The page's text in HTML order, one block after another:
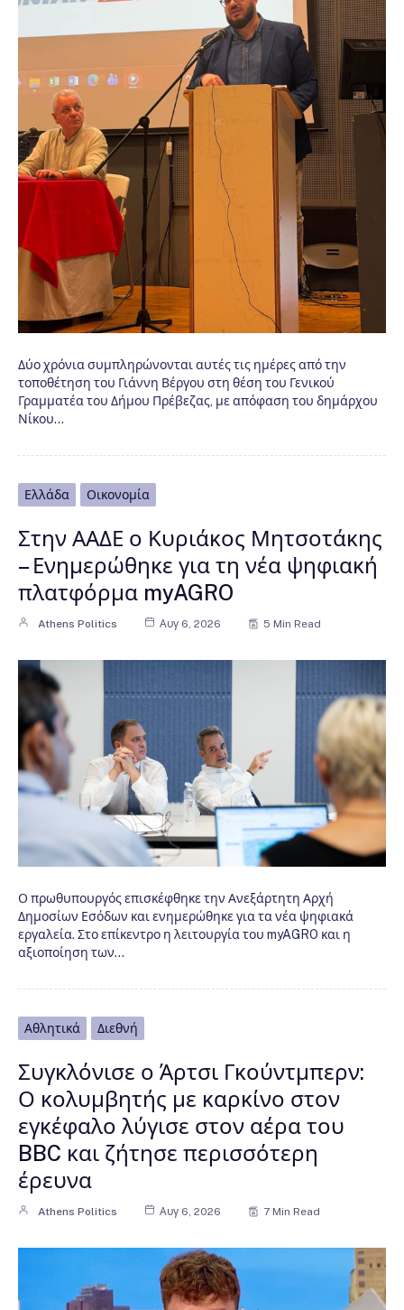
Δύο χρόνια συμπληρώνονται αυτές τις ημέρες από την
τοποθέτηση του Γιάννη Βέργου στη θέση του Γενικού
Γραμματέα του Δήμου Πρέβεζας, με απόφαση του δημάρχου
Νίκου…
Ελλάδα Οικονομία
Στην ΑΑΔΕ ο Κυριάκος Μητσοτάκης
– Ενημερώθηκε για τη νέα ψηφιακή
πλατφόρμα myAGRO
Athens Politics Αυγ 6, 2026 5 Min Read
Ο πρωθυπουργός επισκέφθηκε την Ανεξάρτητη Αρχή
Δημοσίων Εσόδων και ενημερώθηκε για τα νέα ψηφιακά
εργαλεία. Στο επίκεντρο η λειτουργία του myAGRO και η
αξιοποίηση των…
Αθλητικά Διεθνή
Συγκλόνισε ο Άρτσι Γκούντμπερν:
Ο κολυμβητής με καρκίνο στον
εγκέφαλο λύγισε στον αέρα του
BBC και ζήτησε περισσότερη
έρευνα
Athens Politics Αυγ 6, 2026 7 Min Read